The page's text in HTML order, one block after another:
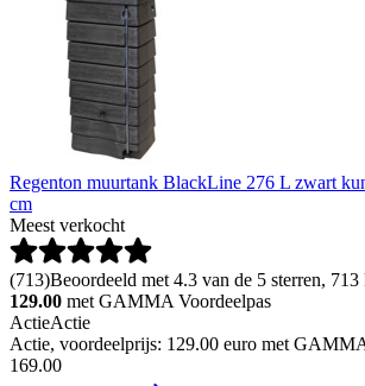
Regenton muurtank BlackLine 276 L zwart
cm
Meest verkocht
(713)Beoordeeld met 4.3 van de 5 sterren,
129.00 met GAMMA Voordeelpas
ActieActie
Actie, voordeelprijs: 129.00 euro met
169.00